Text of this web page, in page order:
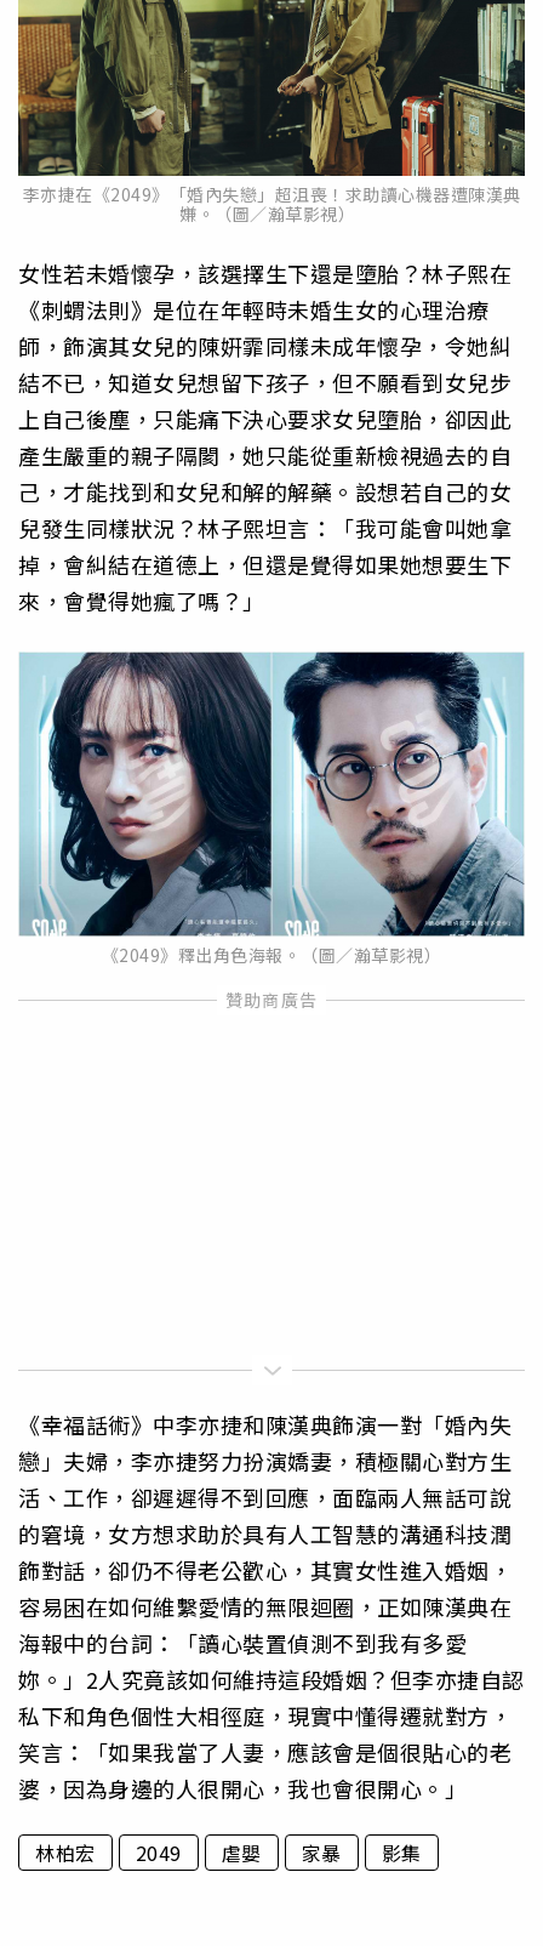
李亦捷在《2049》「婚內失戀」超沮喪！求助讀心機器遭陳漢典
嫌。（圖／瀚草影視）
女性若未婚懷孕，該選擇生下還是墮胎？林子熙在
《刺蝟法則》 是位在年輕時未婚生女的心理治療
師， 飾演其女兒的陳姸霏同樣未成年懷孕，令她糾
結不已， 知道女兒想留下孩子，但不願看到女兒步
上自己後塵， 只能痛下決心要求女兒墮胎，卻因此
產生嚴重的親子隔閡， 她只能從重新檢視過去的自
己，才能找到和女兒和解的解藥。 設想若自己的女
兒發生同樣狀況？林子熙坦言：「我可能會叫她拿
掉，會糾結在道德上， 但還是覺得如果她想要生下
來，會覺得她瘋了嗎？」
《2049》釋出角色海報。（圖／瀚草影視）
《幸福話術》中李亦捷和陳漢典飾演一對「婚內失
戀」夫婦， 李亦捷努力扮演嬌妻，積極關心對方生
活、工作， 卻遲遲得不到回應，面臨兩人無話可說
的窘境， 女方想求助於具有人工智慧的溝通科技潤
飾對話， 卻仍不得老公歡心，其實女性進入婚姻，
容易困在如何維繫愛情的無限迴圈，正如陳漢典在
海報中的台詞：「讀心裝置偵測不到我有多愛
妳。」2人究竟該如何維持這段婚姻？但李亦捷自認
私下和角色個性大相徑庭，現實中懂得遷就對方，
笑言：「如果我當了人妻，應該會是個很貼心的老
婆， 因為身邊的人很開心，我也會很開心。」
林柏宏 2049 虐嬰 家暴 影集